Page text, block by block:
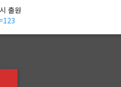
출원